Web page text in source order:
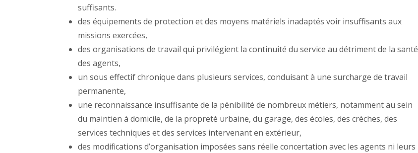
suffisants.
des équipements de protection et des moyens matériels inadaptés voir insuffisants aux
missions exercées,
des organisations de travail qui privilégient la continuité du service au détriment de la santé
des agents,
un sous effectif chronique dans plusieurs services, conduisant à une surcharge de travail
permanente,
une reconnaissance insuffisante de la pénibilité de nombreux métiers, notamment au sein
du maintien à domicile, de la propreté urbaine, du garage, des écoles, des crèches, des
services techniques et des services intervenant en extérieur,
des modifications d’organisation imposées sans réelle concertation avec les agents ni leurs